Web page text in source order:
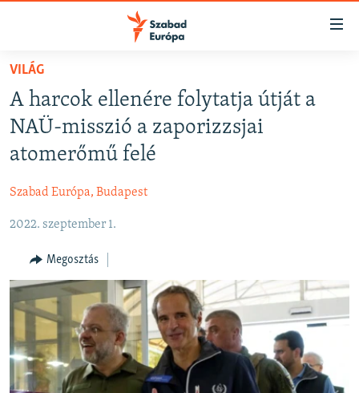
Akadálymentes
Ugrás
fő
oldalra
Ugrás
tartalomjegyzékre
NAPIRENDEN
AKTUÁLIS
PODCASTOK
ELEMZŐ
NER15
SZABADON
TÁRSADALOM
DEMOKRÁCIA
A PÉNZ NYOMÁBAN
EURÓPAI UNIÓ
VILÁG
A harcok ellenére folytatja útját a
NAÜ-misszió a zaporizzsjai
atomerőmű felé
Szabad Európa, Budapest
2022. szeptember 1.
Megosztás
FELIRATKOZÁS
Spotify